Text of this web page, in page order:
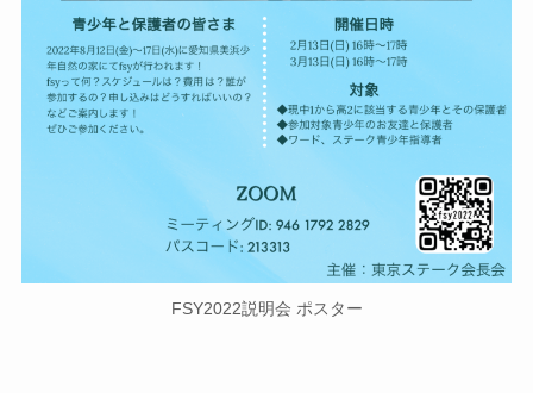
FSY2022説明会 ポスター